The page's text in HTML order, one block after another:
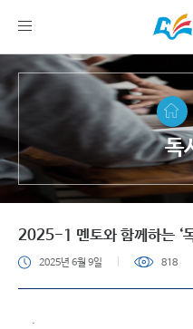
독
2025-1 멘토와 함께하는 ‘
2025년 6월 9일 818
.